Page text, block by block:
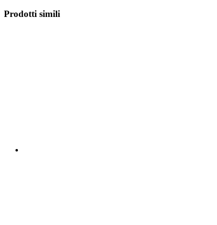
Prodotti simili